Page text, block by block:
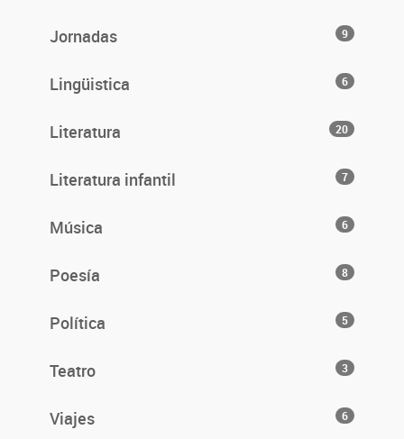
Jornadas 9
Lingüistica 6
Literatura 20
Literatura infantil 7
Música 6
Poesía 8
Política 5
Teatro 3
Viajes 6